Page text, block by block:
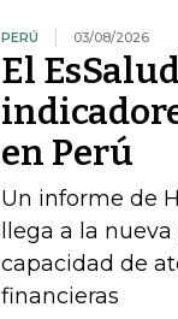
PERÚ 03/08/2026
El
en Perú
Un informe de
llega a la
capacidad de
financieras